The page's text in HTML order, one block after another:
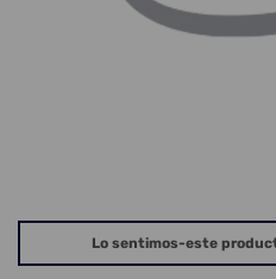
Lo sentimos-este